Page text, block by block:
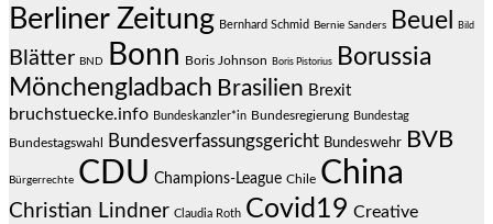
Berliner Zeitung Bernhard Schmid Bernie Sanders Beuel Bild
Blätter BND Bonn Boris Johnson Boris Pistorius
Borussia
Mönchengladbach Brasilien Brexit
bruchstuecke.info Bundeskanzler*in Bundesregierung Bundestag
Bundestagswahl Bundesverfassungsgericht Bundeswehr BVB
Bürgerrechte CDU Champions-League Chile China
Christian Lindner Claudia Roth Covid19 Creative